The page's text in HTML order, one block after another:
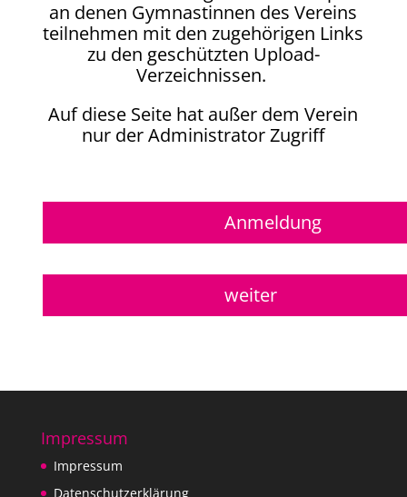
an denen Gymnastinnen des Vereins
teilnehmen mit den zugehörigen Links
zu den geschützten Upload-
Verzeichnissen.
Auf diese Seite hat außer dem Verein
nur der Administrator Zugriff
Anmeldung
weiter
Impressum
Impressum
Datenschutzerklärung